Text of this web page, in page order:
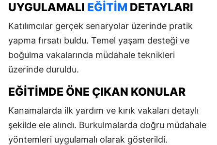
UYGULAMALI EĞITIM DETAYLARI
Katılımcılar gerçek senaryolar üzerinde pratik
yapma fırsatı buldu. Temel yaşam desteği ve
boğulma vakalarında müdahale teknikleri
üzerinde duruldu.
EĞITIMDE ÖNE ÇIKAN KONULAR
Kanamalarda ilk yardım ve kırık vakaları detaylı
şekilde ele alındı. Burkulmalarda doğru müdahale
yöntemleri uygulamalı olarak gösterildi.